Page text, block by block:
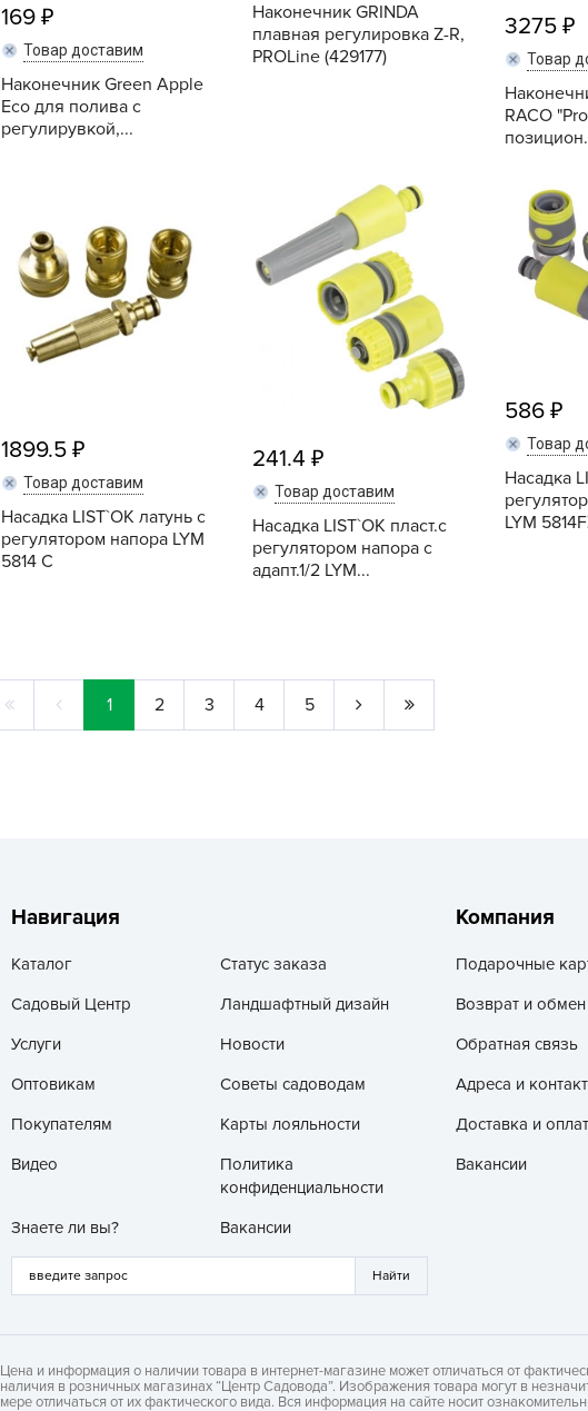
169
Товар доставим
Наконечник Green Apple
Eco для полива с
регулирувкой,...
Наконечник GRINDA
плавная регулировка Z-R,
PROLine (429177)
Купить
3275
Товар
RACO
1899.5
Товар доставим
Насадка LIST`OK латунь с
регулятором напора LYM
5814 С
241.4
Товар доставим
Насадка LIST`OK пласт.с
регулятором напора с
адапт.1/2 LYM...
586
Товар
Насадка
LYM
1 2 3 4 5
Навигация
Каталог
Статус заказа
Садовый Центр
Ландшафтный дизайн
Услуги
Новости
Оптовикам
Советы садоводам
Покупателям
Карты лояльности
Видео
Политика
конфиденциальности
Знаете ли вы?
Вакансии
Компания
Подарочные
Возврат и обмен
Обратная связь
Адреса и
Доставка и
Вакансии
Цена и информация о наличии товара в интернет-магазине может отличаться от
наличия в розничных магазинах “Центр Садовода”. Изображения товара могут в
мере отличаться от их фактического вида. Вся информация на сайте носит